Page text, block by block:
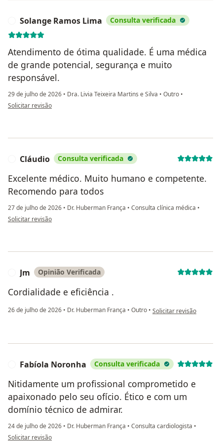
Solange Ramos Lima Consulta verificada
Atendimento de ótima qualidade. É uma médica
de grande potencial, segurança e muito
responsável.
29 de julho de 2026 • Dra. Livia Teixeira Martins e Silva • Outro •
na opinião do utilizador Solange Ramos Lima
Solicitar revisão
Cláudio Consulta verificada
Excelente médico. Muito humano e competente.
Recomendo para todos
27 de julho de 2026 • Dr. Huberman França • Consulta clínica médica •
na opinião do utilizador Cláudio
Solicitar revisão
Jm Opinião Verificada
Cordialidade e eficiência .
26 de julho de 2026 • Dr. Huberman França • Outro • na opinião do utilizador
Solicitar revisão
Fabíola Noronha Consulta verificada
Nitidamente um profissional comprometido e
apaixonado pelo seu ofício. Ético e com um
domínio técnico de admirar.
24 de julho de 2026 • Dr. Huberman França • Consulta cardiologista •
na opinião do utilizador Fabíola Noronha
Solicitar revisão